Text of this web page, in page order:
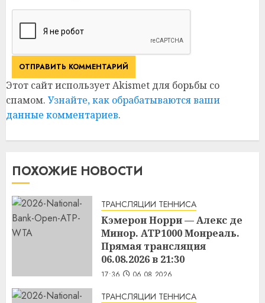
Этот сайт использует Akismet для борьбы со
спамом. Узнайте, как обрабатываются ваши
данные комментариев.
ПОХОЖИЕ НОВОСТИ
ТРАНСЛЯЦИИ ТЕННИСА
Кэмерон Норри — Алекс де
Минор. ATP1000 Монреаль.
Прямая трансляция
06.08.2026 в 21:30
17:36 06.08.2026
ТРАНСЛЯЦИИ ТЕННИСА